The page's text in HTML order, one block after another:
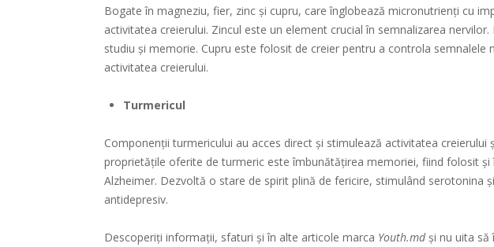
Bogate în magneziu, fier, zinc și cupru, care înglobează micronutrienți cu
activitatea creierului. Zincul este un element crucial în semnalizarea
studiu și memorie. Cupru este folosit de creier pentru a controla semnalele
activitatea creierului.
Turmericul
Componenții turmericului au acces direct și stimulează activitatea creierului
proprietățile oferite de turmeric este îmbunătățirea memoriei, fiind folosit
Alzheimer. Dezvoltă o stare de spirit plină de fericire, stimulând serotonina
antidepresiv.
Descoperiți informații, sfaturi și în alte articole marca Youth.mdși nu uita să